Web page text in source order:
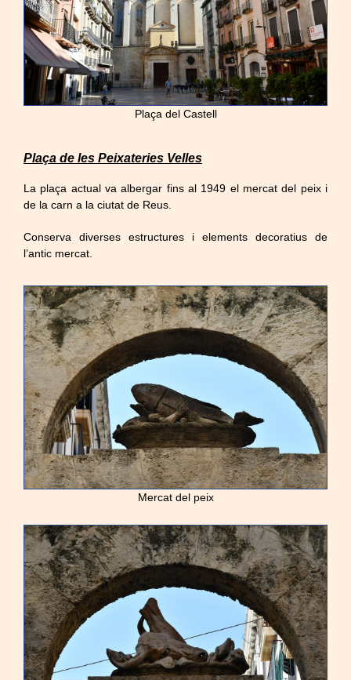
Plaça del Castell
Plaça de les Peixateries Velles
La plaça actual va albergar fins al 1949 el mercat del peix i
de la carn a la ciutat de Reus.
Conserva diverses estructures i elements decoratius de
l’antic mercat.
Mercat del peix